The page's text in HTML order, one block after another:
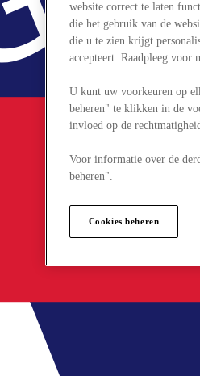
website correct te laten
die het gebruik van de
die u te zien krijgt
accepteert. Raadpleeg voor
U kunt uw voorkeuren op
beheren" te klikken in de
invloed op de
Voor informatie over de
beheren".
Cookies beheren